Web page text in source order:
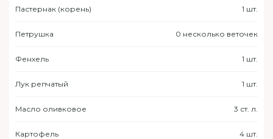
Пастернак (корень) 1 шт.
Петрушка 0 несколько веточек
Фенхель 1 шт.
Лук репчатый 1 шт.
Масло оливковое 3 ст. л.
Картофель 4 шт.